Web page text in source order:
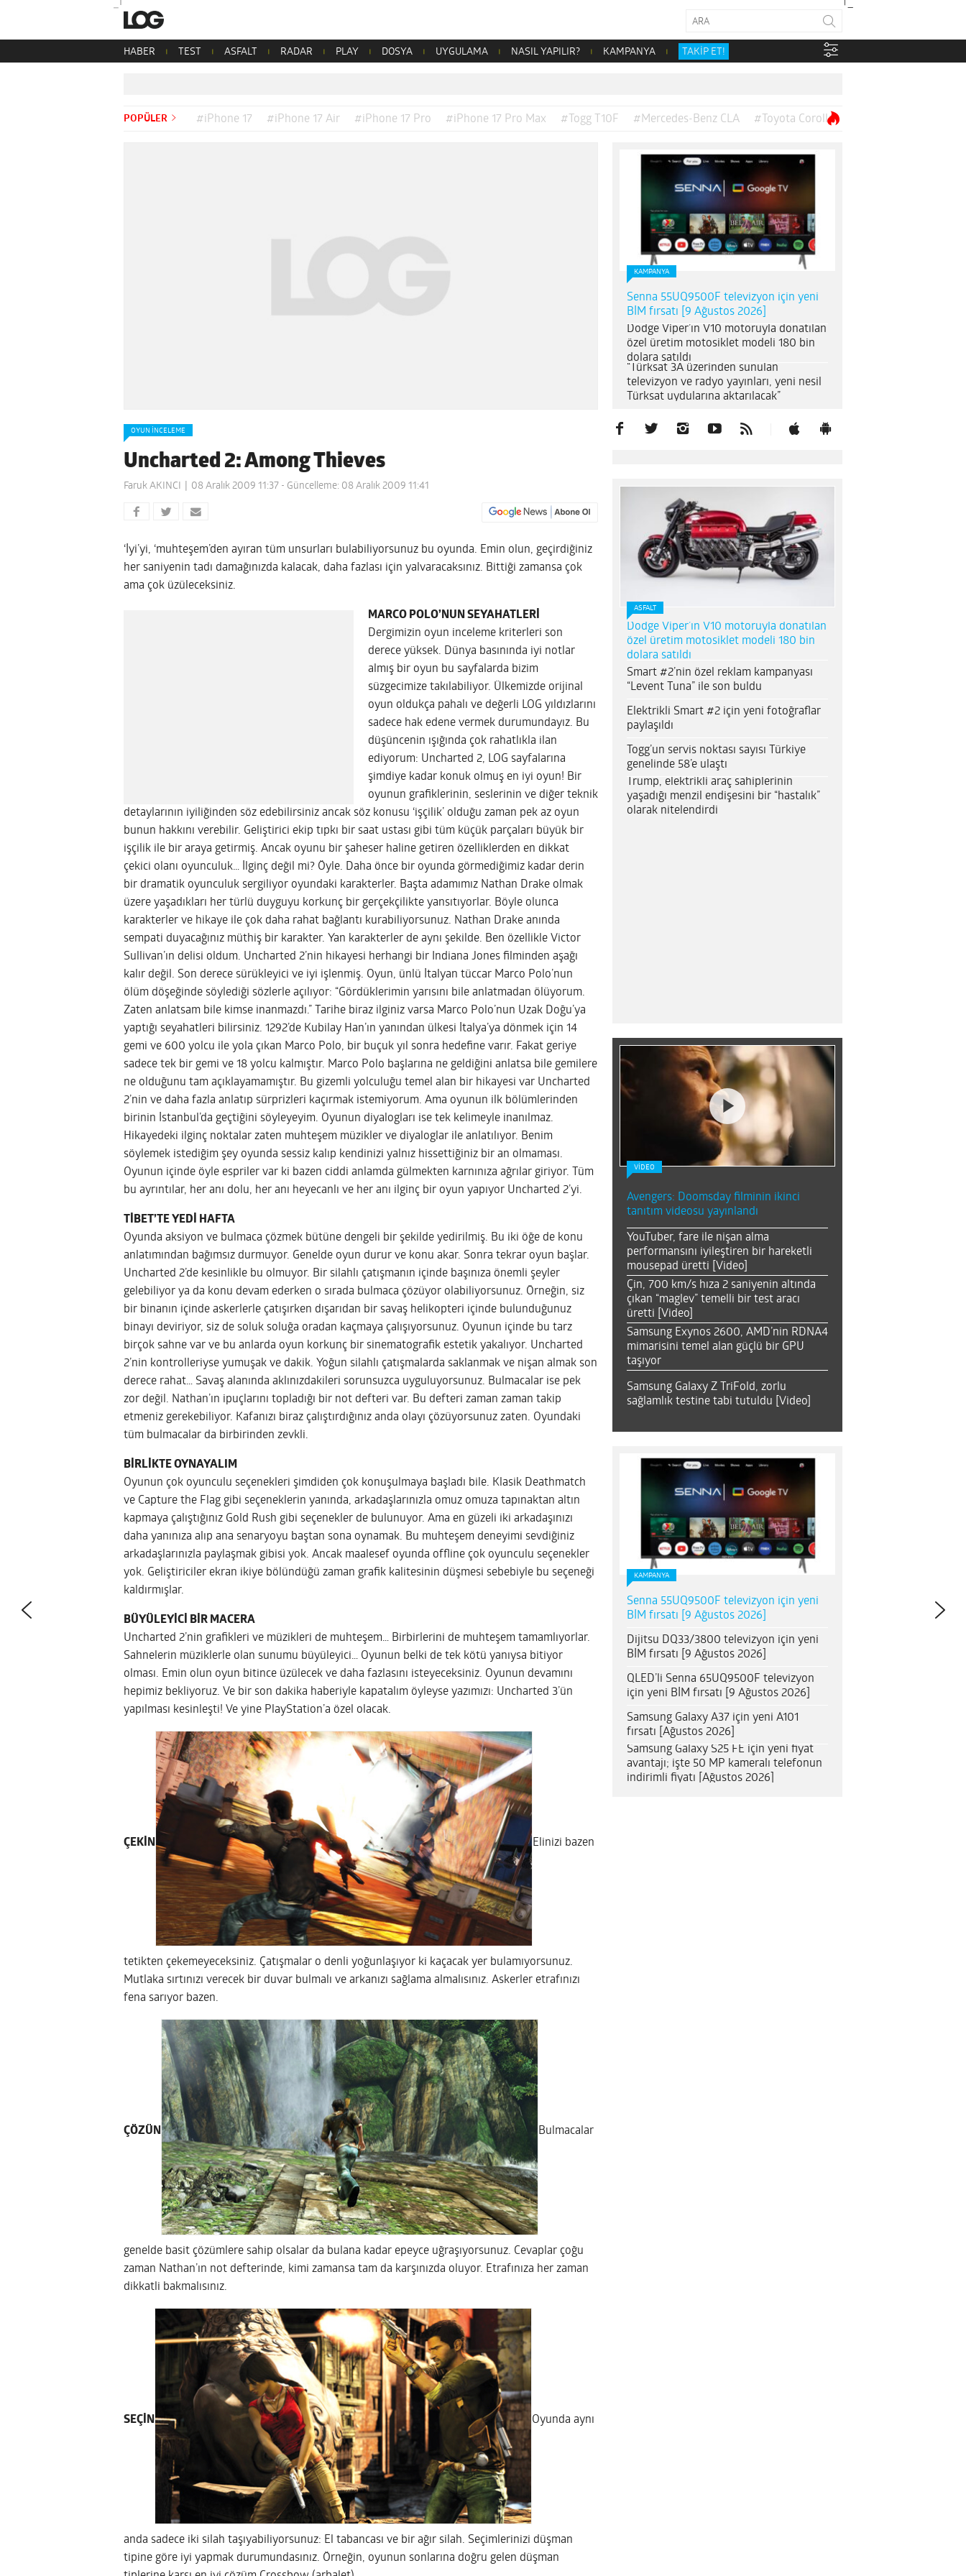
HABER TEST ASFALT RADAR PLAY DOSYA UYGULAMA NASIL YAPILIR? KAMPANYA TAKİP ET!
POPÜLER #iPhone 17 #iPhone 17 Air #iPhone 17 Pro #iPhone 17 Pro Max #Togg T10F #Mercedes-Benz CLA #Toyota Corolla
OYUN İNCELEME
Uncharted 2: Among Thieves
Faruk AKINCI 08 Aralık 2009 11:37 - Güncelleme: 08 Aralık 2009 11:41
‘İyi’yi, ‘muhteşem’den ayıran tüm unsurları bulabiliyorsunuz bu oyunda. Emin olun, geçirdiğiniz
her saniyenin tadı damağınızda kalacak, daha fazlası için yalvaracaksınız. Bittiği zamansa çok
ama çok üzüleceksiniz.
MARCO POLO’NUN SEYAHATLERİ
Dergimizin oyun inceleme kriterleri son
derece yüksek. Dünya basınında iyi notlar
almış bir oyun bu sayfalarda bizim
süzgecimize takılabiliyor. Ülkemizde orijinal
oyun oldukça pahalı ve değerli LOG yıldızlarını
sadece hak edene vermek durumundayız. Bu
düşüncenin ışığında çok rahatlıkla ilan
ediyorum: Uncharted 2, LOG sayfalarına
şimdiye kadar konuk olmuş en iyi oyun! Bir
oyunun grafiklerinin, seslerinin ve diğer teknik
detaylarının iyiliğinden söz edebilirsiniz ancak söz konusu ‘işçilik’ olduğu zaman pek az oyun
bunun hakkını verebilir. Geliştirici ekip tıpkı bir saat ustası gibi tüm küçük parçaları büyük bir
işçilik ile bir araya getirmiş. Ancak oyunu bir şaheser haline getiren özelliklerden en dikkat
çekici olanı oyunculuk… İlginç değil mi? Öyle. Daha önce bir oyunda görmediğimiz kadar derin
bir dramatik oyunculuk sergiliyor oyundaki karakterler. Başta adamımız Nathan Drake olmak
üzere yaşadıkları her türlü duyguyu korkunç bir gerçekçilikte yansıtıyorlar. Böyle olunca
karakterler ve hikaye ile çok daha rahat bağlantı kurabiliyorsunuz. Nathan Drake anında
sempati duyacağınız müthiş bir karakter. Yan karakterler de aynı şekilde. Ben özellikle Victor
Sullivan’ın delisi oldum. Uncharted 2’nin hikayesi herhangi bir Indiana Jones filminden aşağı
kalır değil. Son derece sürükleyici ve iyi işlenmiş. Oyun, ünlü İtalyan tüccar Marco Polo’nun
ölüm döşeğinde söylediği sözlerle açılıyor: “Gördüklerimin yarısını bile anlatmadan ölüyorum.
Zaten anlatsam bile kimse inanmazdı.” Tarihe biraz ilginiz varsa Marco Polo’nun Uzak Doğu’ya
yaptığı seyahatleri bilirsiniz. 1292’de Kubilay Han’ın yanından ülkesi İtalya’ya dönmek için 14
gemi ve 600 yolcu ile yola çıkan Marco Polo, bir buçuk yıl sonra hedefine varır. Fakat geriye
sadece tek bir gemi ve 18 yolcu kalmıştır. Marco Polo başlarına ne geldiğini anlatsa bile gemilere
ne olduğunu tam açıklayamamıştır. Bu gizemli yolculuğu temel alan bir hikayesi var Uncharted
2’nin ve daha fazla anlatıp sürprizleri kaçırmak istemiyorum. Ama oyunun ilk bölümlerinden
birinin İstanbul’da geçtiğini söyleyeyim. Oyunun diyalogları ise tek kelimeyle inanılmaz.
Hikayedeki ilginç noktalar zaten muhteşem müzikler ve diyaloglar ile anlatılıyor. Benim
söylemek istediğim şey oyunda sessiz kalıp kendinizi yalnız hissettiğiniz bir an olmaması.
Oyunun içinde öyle espriler var ki bazen ciddi anlamda gülmekten karnınıza ağrılar giriyor. Tüm
bu ayrıntılar, her anı dolu, her anı heyecanlı ve her anı ilginç bir oyun yapıyor Uncharted 2’yi.
TİBET’TE YEDİ HAFTA
Oyunda aksiyon ve bulmaca çözmek bütüne dengeli bir şekilde yedirilmiş. Bu iki öğe de konu
anlatımından bağımsız durmuyor. Genelde oyun durur ve konu akar. Sonra tekrar oyun başlar.
Uncharted 2’de kesinlikle bu olmuyor. Bir silahlı çatışmanın içinde başınıza önemli şeyler
gelebiliyor ya da konu devam ederken o sırada bulmaca çözüyor olabiliyorsunuz. Örneğin, siz
bir binanın içinde askerlerle çatışırken dışarıdan bir savaş helikopteri içinde bulunduğunuz
binayı deviriyor, siz de soluk soluğa oradan kaçmaya çalışıyorsunuz. Oyunun içinde bu tarz
birçok sahne var ve bu anlarda oyun korkunç bir sinematografik estetik yakalıyor. Uncharted
2’nin kontrolleriyse yumuşak ve dakik. Yoğun silahlı çatışmalarda saklanmak ve nişan almak son
derece rahat… Savaş alanında aklınızdakileri sorunsuzca uyguluyorsunuz. Bulmacalar ise pek
zor değil. Nathan’ın ipuçlarını topladığı bir not defteri var. Bu defteri zaman zaman takip
etmeniz gerekebiliyor. Kafanızı biraz çalıştırdığınız anda olayı çözüyorsunuz zaten. Oyundaki
tüm bulmacalar da birbirinden zevkli.
BİRLİKTE OYNAYALIM
Oyunun çok oyunculu seçenekleri şimdiden çok konuşulmaya başladı bile. Klasik Deathmatch
ve Capture the Flag gibi seçeneklerin yanında, arkadaşlarınızla omuz omuza tapınaktan altın
kapmaya çalıştığınız Gold Rush gibi seçenekler de bulunuyor. Ama en güzeli iki arkadaşınızı
daha yanınıza alıp ana senaryoyu baştan sona oynamak. Bu muhteşem deneyimi sevdiğiniz
arkadaşlarınızla paylaşmak gibisi yok. Ancak maalesef oyunda offline çok oyunculu seçenekler
yok. Geliştiriciler ekran ikiye bölündüğü zaman grafik kalitesinin düşmesi sebebiyle bu seçeneği
kaldırmışlar.
BÜYÜLEYİCİ BİR MACERA
Uncharted 2’nin grafikleri ve müzikleri de muhteşem… Birbirlerini de muhteşem tamamlıyorlar.
Sahnelerin müziklerle olan sunumu büyüleyici… Oyunun belki de tek kötü yanıysa bitiyor
olması. Emin olun oyun bitince üzülecek ve daha fazlasını isteyeceksiniz. Oyunun devamını
hepimiz bekliyoruz. Ve bir son dakika haberiyle kapatalım öyleyse yazımızı: Uncharted 3’ün
yapılması kesinleşti! Ve yine PlayStation’a özel olacak.
ÇEKİN Elinizi bazen
tetikten çekemeyeceksiniz. Çatışmalar o denli yoğunlaşıyor ki kaçacak yer bulamıyorsunuz.
Mutlaka sırtınızı verecek bir duvar bulmalı ve arkanızı sağlama almalısınız. Askerler etrafınızı
fena sarıyor bazen.
ÇÖZÜN Bulmacalar
genelde basit çözümlere sahip olsalar da bulana kadar epeyce uğraşıyorsunuz. Cevaplar çoğu
zaman Nathan’ın not defterinde, kimi zamansa tam da karşınızda oluyor. Etrafınıza her zaman
dikkatli bakmalısınız.
SEÇİN Oyunda aynı
anda sadece iki silah taşıyabiliyorsunuz: El tabancası ve bir ağır silah. Seçimlerinizi düşman
tipine göre iyi yapmak durumundasınız. Örneğin, oyunun sonlarına doğru gelen düşman
KAMPANYA
Senna 55UQ9500F televizyon için yeni
BİM fırsatı [9 Ağustos 2026]
Dodge Viper’ın V10 motoruyla donatılan
özel üretim motosiklet modeli 180 bin
dolara satıldı
“Türksat 3A üzerinden sunulan
televizyon ve radyo yayınları, yeni nesil
Türksat uydularına aktarılacak”
ASFALT
Dodge Viper’ın V10 motoruyla donatılan
özel üretim motosiklet modeli 180 bin
dolara satıldı
Smart #2’nin özel reklam kampanyası
“Levent Tuna” ile son buldu
Elektrikli Smart #2 için yeni fotoğraflar
paylaşıldı
Togg’un servis noktası sayısı Türkiye
genelinde 58’e ulaştı
Trump, elektrikli araç sahiplerinin
yaşadığı menzil endişesini bir “hastalık”
olarak nitelendirdi
VİDEO
Avengers: Doomsday filminin ikinci
tanıtım videosu yayınlandı
YouTuber, fare ile nişan alma
performansını iyileştiren bir hareketli
mousepad üretti [Video]
Çin, 700 km/s hıza 2 saniyenin altında
çıkan “maglev” temelli bir test aracı
üretti [Video]
Samsung Exynos 2600, AMD’nin RDNA4
mimarisini temel alan güçlü bir GPU
taşıyor
Samsung Galaxy Z TriFold, zorlu
sağlamlık testine tabi tutuldu [Video]
KAMPANYA
Senna 55UQ9500F televizyon için yeni
BİM fırsatı [9 Ağustos 2026]
Dijitsu DQ33/3800 televizyon için yeni
BİM fırsatı [9 Ağustos 2026]
QLED’li Senna 65UQ9500F televizyon
için yeni BİM fırsatı [9 Ağustos 2026]
Samsung Galaxy A37 için yeni A101
fırsatı [Ağustos 2026]
Samsung Galaxy S25 FE için yeni fiyat
avantajı; işte 50 MP kameralı telefonun
indirimli fiyatı [Ağustos 2026]